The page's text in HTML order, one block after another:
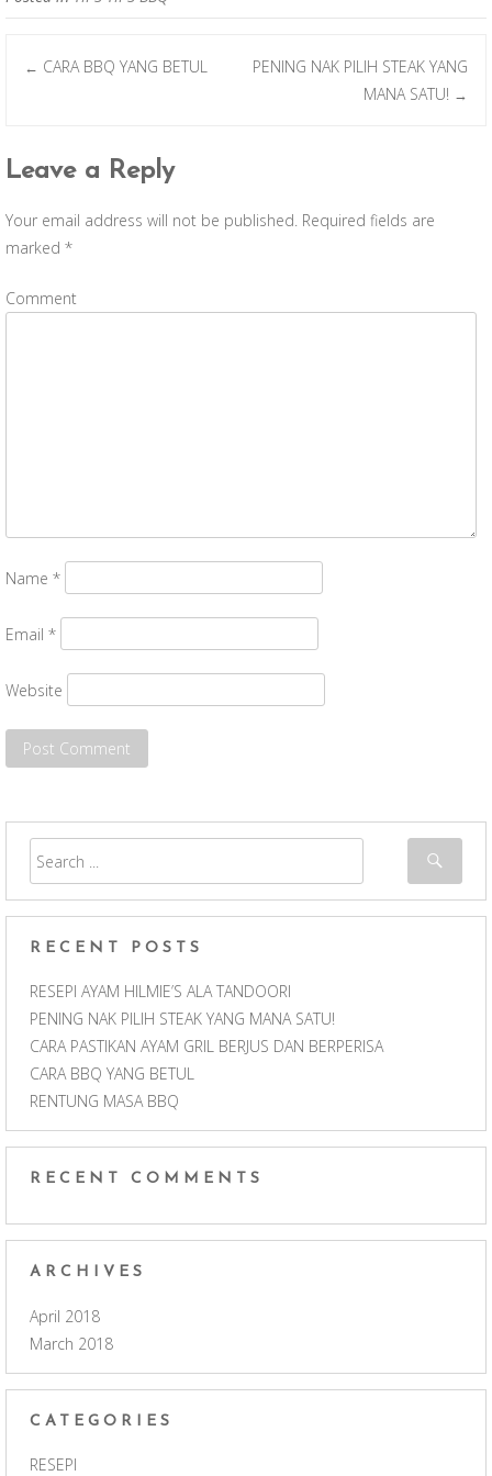
b
o
o
er e
← CARA BBQ YANG BETUL
PENING NAK PILIH STEAK YANG
MANA SATU! →
Leave a Reply
Your email address will not be published. Required fields are
marked *
Comment
Name *
Email *
Website
RECENT POSTS
RESEPI AYAM HILMIE’S ALA TANDOORI
PENING NAK PILIH STEAK YANG MANA SATU!
CARA PASTIKAN AYAM GRIL BERJUS DAN BERPERISA
CARA BBQ YANG BETUL
RENTUNG MASA BBQ
RECENT COMMENTS
ARCHIVES
April 2018
March 2018
CATEGORIES
RESEPI